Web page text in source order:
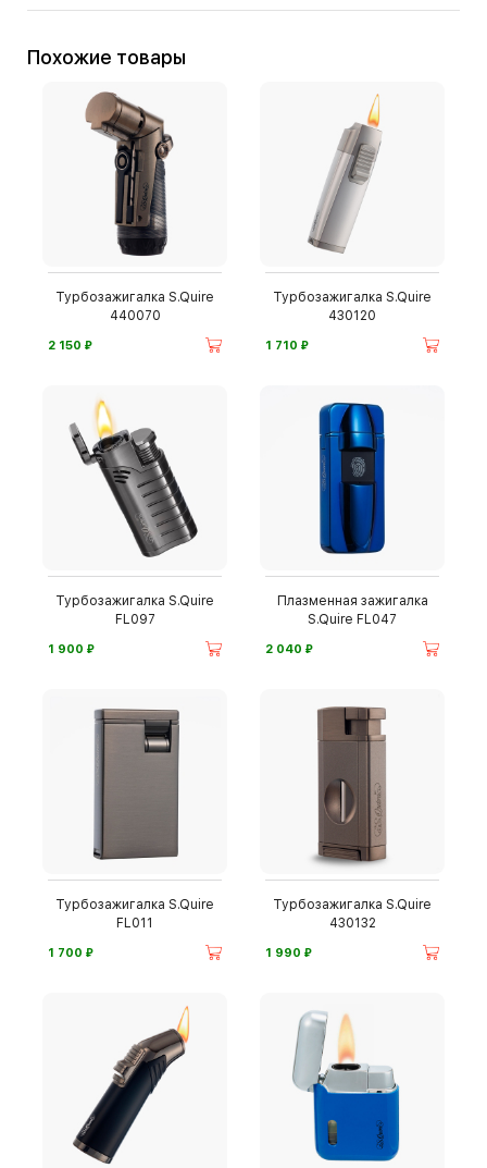
Похожие товары
Турбозажигалка S.Quire
440070
2 150 ⃏
Турбозажигалка S.Quire
430120
1 710 ⃏
Турбозажигалка S.Quire
FL097
1 900 ⃏
Плазменная зажигалка
S.Quire FL047
2 040 ⃏
Турбозажигалка S.Quire
FL011
1 700 ⃏
Турбозажигалка S.Quire
430132
1 990 ⃏